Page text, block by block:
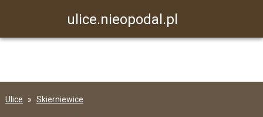
ulice.nieopodal.pl
Ulice Skierniewice